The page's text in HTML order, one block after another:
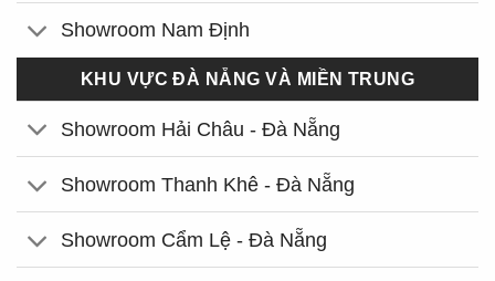
Showroom Nam Định
KHU VỰC ĐÀ NẴNG VÀ MIỀN TRUNG
Showroom Hải Châu - Đà Nẵng
Showroom Thanh Khê - Đà Nẵng
Showroom Cẩm Lệ - Đà Nẵng